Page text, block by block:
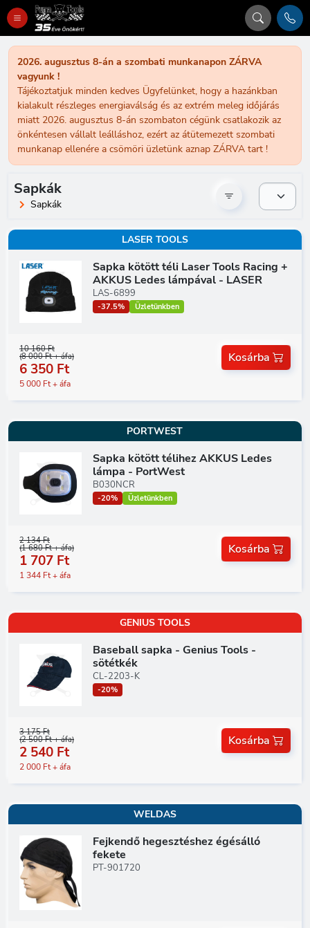
2026. augusztus 8-án a szombati munkanapon ZÁRVA
vagyunk !
Tájékoztatjuk minden kedves Ügyfelünket, hogy a hazánkban
kialakult részleges energiaválság és az extrém meleg időjárás
miatt 2026. augusztus 8-án szombaton cégünk csatlakozik az
önkéntesen vállalt leálláshoz, ezért az átütemezett szombati
munkanap ellenére a csömöri üzletünk aznap ZÁRVA tart !
Sapkák
Sapkák
LASER TOOLS
Sapka kötött téli Laser Tools Racing +
AKKUS Ledes lámpával - LASER
LAS-6899
-37.5% Üzletünkben
10 160 Ft
(8 000 Ft + áfa)
6 350 Ft
5 000 Ft + áfa
Kosárba
PORTWEST
Sapka kötött télihez AKKUS Ledes
lámpa - PortWest
B030NCR
-20% Üzletünkben
2 134 Ft
(1 680 Ft + áfa)
1 707 Ft
1 344 Ft + áfa
Kosárba
GENIUS TOOLS
Baseball sapka - Genius Tools -
sötétkék
CL-2203-K
-20%
3 175 Ft
(2 500 Ft + áfa)
2 540 Ft
2 000 Ft + áfa
Kosárba
WELDAS
Fejkendő hegesztéshez égésálló
fekete
PT-901720